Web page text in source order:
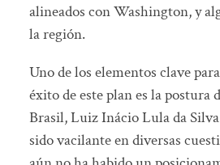
alineados con Washington, y
la región.
Uno de los elementos clave
éxito de este plan es la postura
Brasil, Luiz Inácio Lula da
sido vacilante en diversas